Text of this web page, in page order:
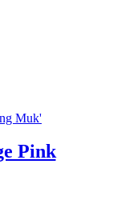
Muk'
Pink